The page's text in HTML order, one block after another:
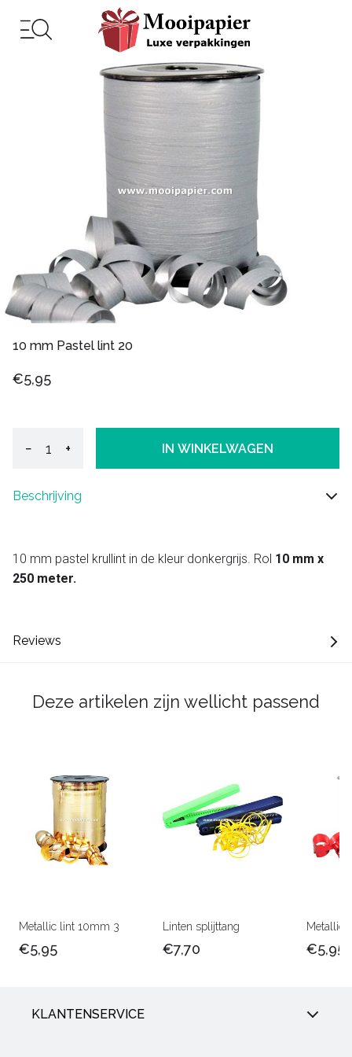
10 mm Pastel lint 20
€5,95
− + IN WINKELWAGEN
Beschrijving
10 mm pastel krullint in de kleur donkergrijs. Rol 10 mm x
250 meter.
Reviews
Deze artikelen zijn wellicht passend
Metallic lint 10mm 3
€5,95
Linten splijttang
€7,70
Metallic
€5,95
KLANTENSERVICE